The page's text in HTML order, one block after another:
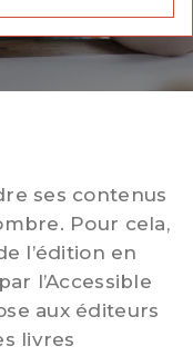
ses contenus
Pour cela,
l’édition en
l’Accessible
aux éditeurs
livres